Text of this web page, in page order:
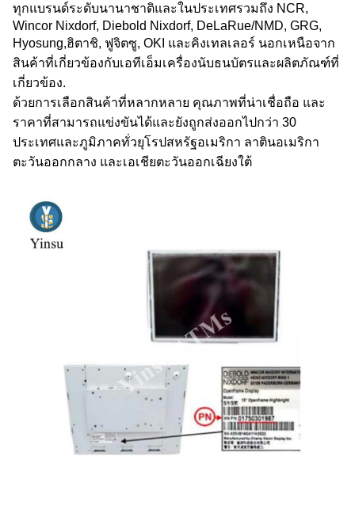
ทุกแบรนด์ระดับนานาชาติและในประเทศรวมถึง NCR,
Wincor Nixdorf, Diebold Nixdorf, DeLaRue/NMD, GRG,
Hyosung,ฮิตาชิ, ฟูจิตซู, OKI และคิงเทลเลอร์ นอกเหนือจาก
สินค้าที่เกี่ยวข้องกับเอทีเอ็มเครื่องนับธนบัตรและผลิตภัณฑ์ที่
เกี่ยวข้อง.
ด้วยการเลือกสินค้าที่หลากหลาย คุณภาพที่น่าเชื่อถือ และ
ราคาที่สามารถแข่งขันได้และยังถูกส่งออกไปกว่า 30
ประเทศและภูมิภาคทั่วยุโรปสหรัฐอเมริกา ลาตินอเมริกา
ตะวันออกกลาง และเอเชียตะวันออกเฉียงใต้